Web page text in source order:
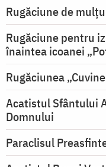
Rugăciune de
Rugăciune pentru
înaintea icoanei
Rugăciunea
Acatistul Sfântului
Domnului
Paraclisul